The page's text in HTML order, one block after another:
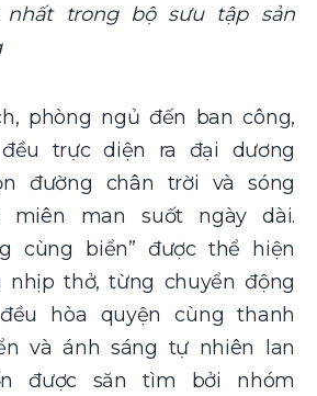
trong bộ sưu tập sản
phòng ngủ đến ban công,
trực diện ra đại dương
đường chân trời và sóng
miên man suốt ngày dài.
cùng biển” được thể hiện
thở, từng chuyển động
hòa quyện cùng thanh
và ánh sáng tự nhiên lan
được săn tìm bởi nhóm